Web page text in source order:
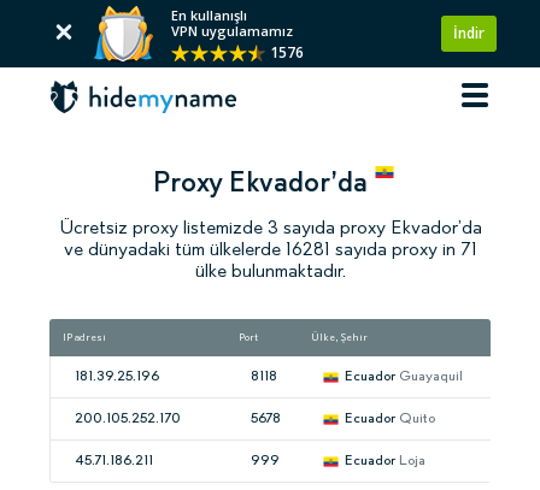
En kullanışlı
VPN uygulamamız
1576
İndir
Proxy Ekvador’da
Ücretsiz proxy listemizde 3 sayıda proxy Ekvador’da
ve dünyadaki tüm ülkelerde 16281 sayıda proxy in 71
ülke bulunmaktadır.
IP adresi Port Ülke, Şehir
181.39.25.196 8118 Ecuador Guayaquil
200.105.252.170 5678 Ecuador Quito
45.71.186.211 999 Ecuador Loja